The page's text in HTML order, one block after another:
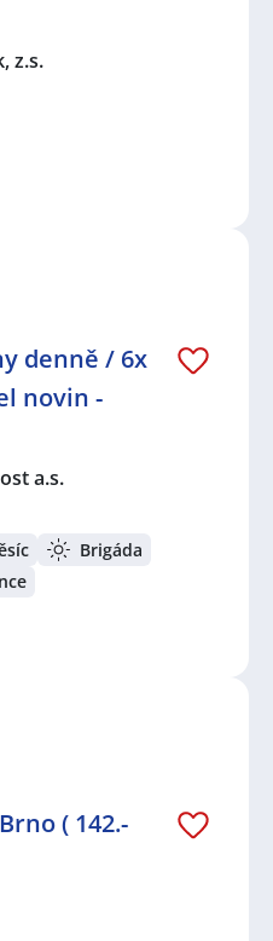
z.s.
denně / 6x
novin -
a.s.
Brigáda
( 142.-